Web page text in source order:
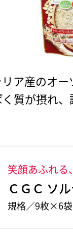
ア産のオ
質が摂れ
笑顔あふれる
ＣＧＣ ソ
規格／9枚×6袋